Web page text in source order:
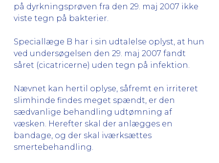
på dyrkningsprøven fra den 29. maj 2007 ikke
viste tegn på bakterier.
Speciallæge B har i sin udtalelse oplyst, at hun
ved undersøgelsen den 29. maj 2007 fandt
såret (cicatricerne) uden tegn på infektion.
Nævnet kan hertil oplyse, såfremt en irriteret
slimhinde findes meget spændt, er den
sædvanlige behandling udtømning af
væsken. Herefter skal der anlægges en
bandage, og der skal iværksættes
smertebehandling.